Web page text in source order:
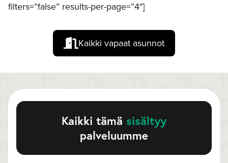
filters=”false” results-per-page=”4″]
Kaikki vapaat asunnot
Kaikki tämä sisältyy
palveluumme